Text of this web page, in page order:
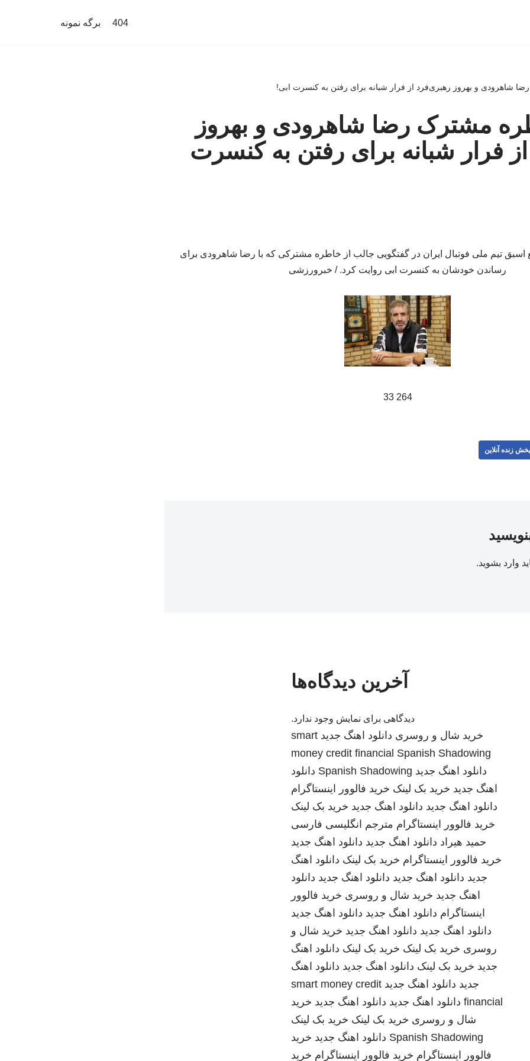
404 برگه نمونه
شاهرودی و بهروز رهبری‌فرد از فرار شبانه برای رفتن به کنسرت ابی!
مشترک رضا شاهرودی و بهروز
فرار شبانه برای رفتن به کنسرت
اسبق تیم ملی فوتبال ایران در گفتگویی جالب از خاطره مشترکی که با رضا شاهرودی برای
رساندن خودشان به کنسرت ابی روایت کرد. / خبرورزشی
264 33
پخش زنده آنلاین
وارد بشوید.
آخرین دیدگاه‌ها
دیدگاهی برای نمایش وجود ندارد.
خرید شال و روسری دانلود اهنگ جدید smart
money credit financial Spanish Shadowing
دانلود اهنگ جدید Spanish Shadowing دانلود
اهنگ جدید خرید بک لینک خرید فالوور اینستاگرام
دانلود اهنگ جدید دانلود اهنگ جدید خرید بک لینک
خرید فالوور اینستاگرام مترجم انگلیسی فارسی
حمید هیراد دانلود اهنگ جدید دانلود اهنگ جدید
خرید فالوور اینستاگرام خرید بک لینک دانلود اهنگ
جدید دانلود اهنگ جدید دانلود اهنگ جدید دانلود
اهنگ جدید خرید شال و روسری خرید فالوور
اینستاگرام دانلود اهنگ جدید دانلود اهنگ جدید
دانلود اهنگ جدید دانلود اهنگ جدید خرید شال و
روسری خرید بک لینک خرید بک لینک دانلود اهنگ
جدید خرید بک لینک دانلود اهنگ جدید دانلود اهنگ
جدید دانلود اهنگ جدید smart money credit
financial دانلود اهنگ جدید دانلود اهنگ جدید خرید
شال و روسری خرید بک لینک خرید بک لینک
Spanish Shadowing دانلود اهنگ جدید خرید
فالوور اینستاگرام خرید فالوور اینستاگرام خرید